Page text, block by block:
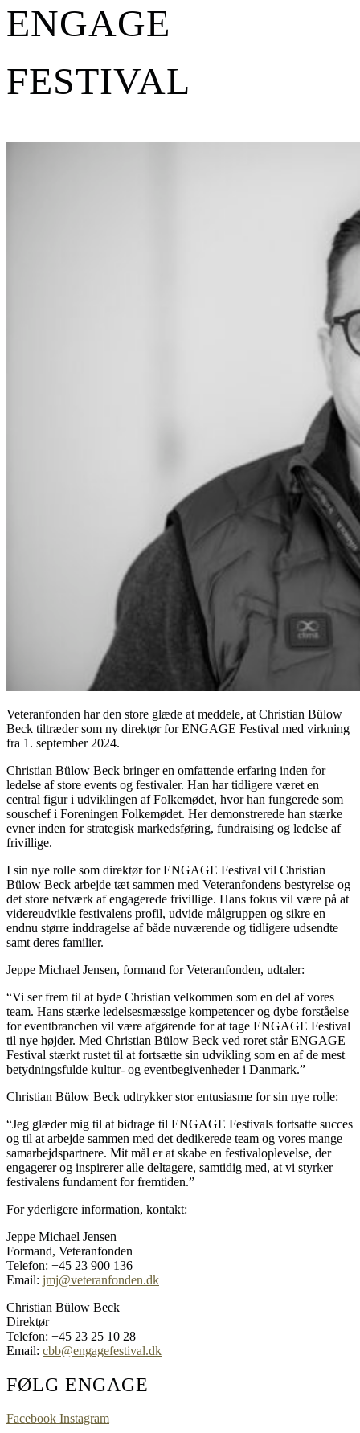
ENGAGE
FESTIVAL
Veteranfonden har den store glæde at meddele, at Christian Bülow
Beck tiltræder som ny direktør for ENGAGE Festival med virkning
fra 1. september 2024.
Christian Bülow Beck bringer en omfattende erfaring inden for
ledelse af store events og festivaler. Han har tidligere været en
central figur i udviklingen af Folkemødet, hvor han fungerede som
souschef i Foreningen Folkemødet. Her demonstrerede han stærke
evner inden for strategisk markedsføring, fundraising og ledelse af
frivillige.
I sin nye rolle som direktør for ENGAGE Festival vil Christian
Bülow Beck arbejde tæt sammen med Veteranfondens bestyrelse og
det store netværk af engagerede frivillige. Hans fokus vil være på at
videreudvikle festivalens profil, udvide målgruppen og sikre en
endnu større inddragelse af både nuværende og tidligere udsendte
samt deres familier.
Jeppe Michael Jensen, formand for Veteranfonden, udtaler:
“Vi ser frem til at byde Christian velkommen som en del af vores
team. Hans stærke ledelsesmæssige kompetencer og dybe forståelse
for eventbranchen vil være afgørende for at tage ENGAGE Festival
til nye højder. Med Christian Bülow Beck ved roret står ENGAGE
Festival stærkt rustet til at fortsætte sin udvikling som en af de mest
betydningsfulde kultur- og eventbegivenheder i Danmark.”
Christian Bülow Beck udtrykker stor entusiasme for sin nye rolle:
“Jeg glæder mig til at bidrage til ENGAGE Festivals fortsatte succes
og til at arbejde sammen med det dedikerede team og vores mange
samarbejdspartnere. Mit mål er at skabe en festivaloplevelse, der
engagerer og inspirerer alle deltagere, samtidig med, at vi styrker
festivalens fundament for fremtiden.”
For yderligere information, kontakt:
Jeppe Michael Jensen
Formand, Veteranfonden
Telefon: +45 23 900 136
Email: jmj@veteranfonden.dk
Christian Bülow Beck
Direktør
Telefon: +45 23 25 10 28
Email: cbb@engagefestival.dk
FØLG ENGAGE
Facebook Instagram